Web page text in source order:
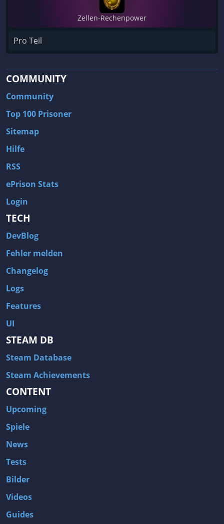
Zellen-Rechenpower
Pro Teil
COMMUNITY
Community
Top 100 Prisoner
Sitemap
Hilfe
RSS
ePrison Stats
Login
TECH
DevBlog
Fehler melden
Changelog
Logs
Features
UI
STEAM DB
Steam Database
Steam Achievements
CONTENT
Upcoming
Spiele
News
Tests
Bilder
Videos
Guides